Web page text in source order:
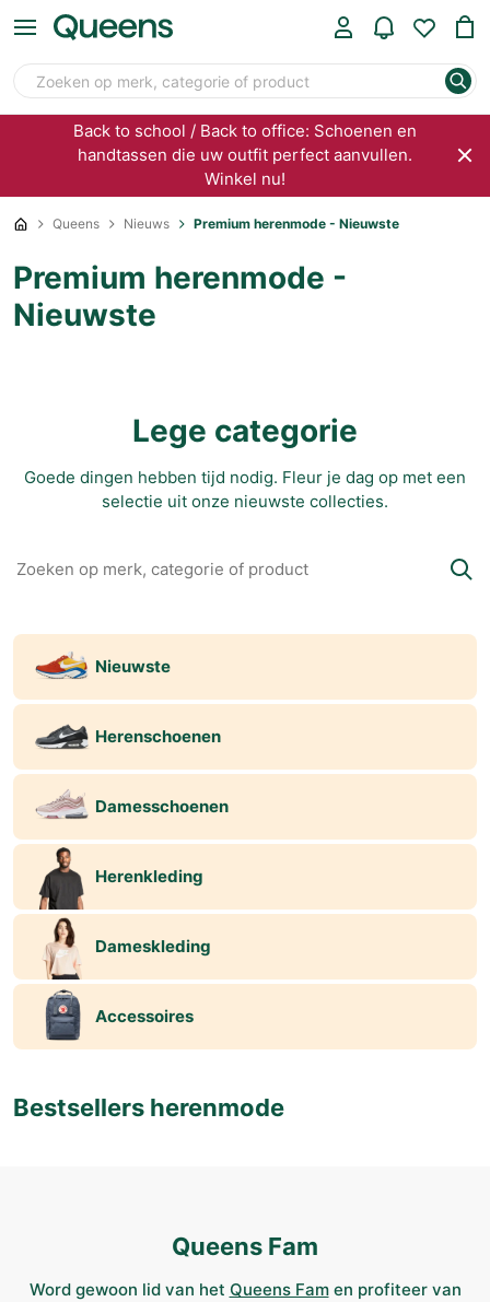
Back to school / Back to office: Schoenen en
handtassen die uw outfit perfect aanvullen.
Winkel nu!
Queens Nieuws Premium herenmode - Nieuwste
Premium herenmode -
Nieuwste
Lege categorie
Goede dingen hebben tijd nodig. Fleur je dag op met een
selectie uit onze nieuwste collecties.
Nieuwste
Herenschoenen
Damesschoenen
Herenkleding
Dameskleding
Accessoires
Bestsellers herenmode
Queens Fam
Word gewoon lid van het Queens Famen profiteer van